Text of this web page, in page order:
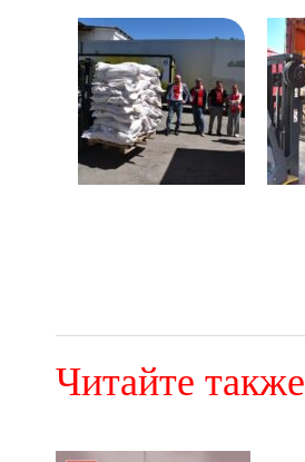
Читайте также